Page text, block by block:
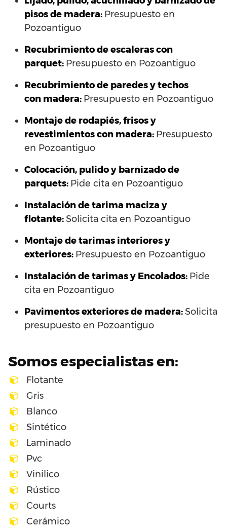
pisos de madera: Presupuesto en
Pozoantiguo
Recubrimiento de escaleras con
parquet: Presupuesto en Pozoantiguo
Recubrimiento de paredes y techos
con madera: Presupuesto en Pozoantiguo
Montaje de rodapiés, frisos y
revestimientos con madera: Presupuesto
en Pozoantiguo
Colocación, pulido y barnizado de
parquets: Pide cita en Pozoantiguo
Instalación de tarima maciza y
flotante:Solicita cita en Pozoantiguo
Montaje de tarimas interiores y
exteriores: Presupuesto en Pozoantiguo
Instalación de tarimas y Encolados: Pide
cita en Pozoantiguo
Pavimentos exteriores de madera:Solicita
presupuesto en Pozoantiguo
Somos especialistas en:
Flotante
Gris
Blanco
Sintético
Laminado
Pvc
Vinilico
Rústico
Courts
Cerámico